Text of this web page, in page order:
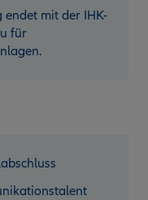
mit der IHK-
für